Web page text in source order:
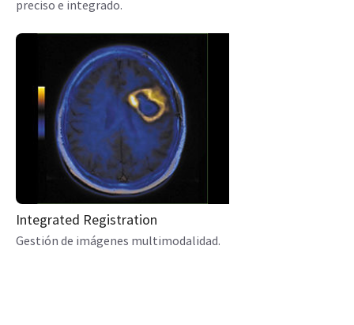
preciso e integrado.
Integrated Registration
Gestión de imágenes multimodalidad.